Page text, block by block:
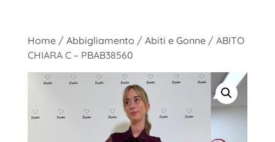
Home/ Abbigliamento / Abiti e Gonne/ ABITO
CHIARA C – PBAB38560